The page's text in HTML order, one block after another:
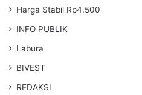
Harga Stabil Rp4.500
INFO PUBLIK
Labura
BIVEST
REDAKSI